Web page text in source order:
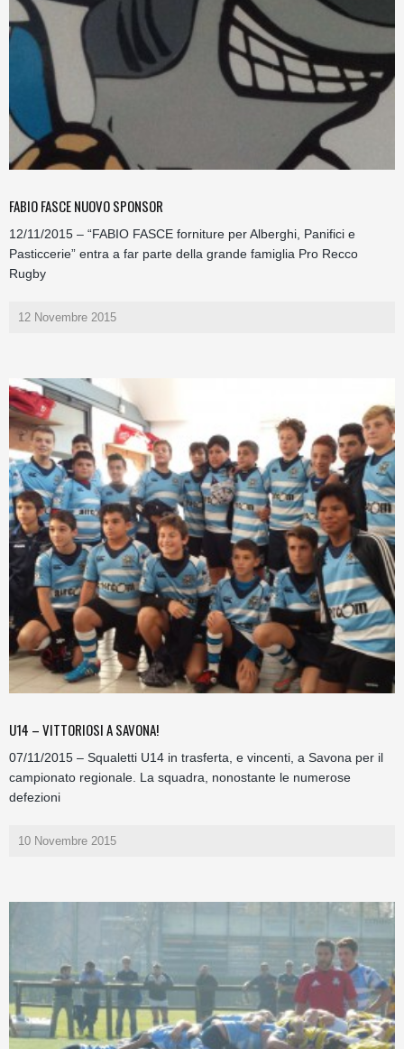
FABIO FASCE NUOVO SPONSOR
12/11/2015 – “FABIO FASCE forniture per Alberghi, Panifici e
Pasticcerie” entra a far parte della grande famiglia Pro Recco
Rugby
12 Novembre 2015
U14 – VITTORIOSI A SAVONA!
07/11/2015 – Squaletti U14 in trasferta, e vincenti, a Savona per il
campionato regionale. La squadra, nonostante le numerose
defezioni
10 Novembre 2015